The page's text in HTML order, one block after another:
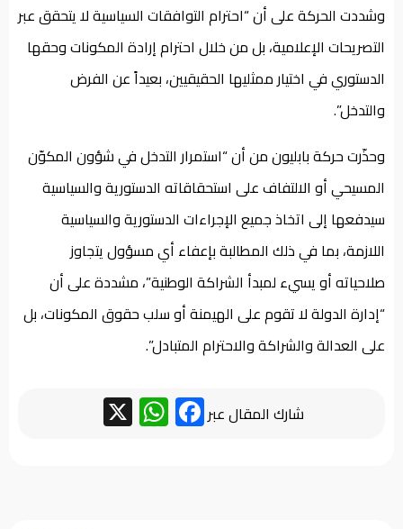
وشددت الحركة على أن “احترام التوافقات السياسية لا يتحقق عبر
التصريحات الإعلامية، بل من خلال احترام إرادة المكونات وحقها
الدستوري في اختيار ممثليها الحقيقيين، بعيداً عن الفرض
والتدخل”.
وحذّرت حركة بابليون من أن “استمرار التدخل في شؤون المكوّن
المسيحي أو الالتفاف على استحقاقاته الدستورية والسياسية
سيدفعها إلى اتخاذ جميع الإجراءات الدستورية والسياسية
اللازمة، بما في ذلك المطالبة بإعفاء أي مسؤول يتجاوز
صلاحياته أو يسيء لمبدأ الشراكة الوطنية”، مشددة على أن
“إدارة الدولة لا تقوم على الهيمنة أو سلب حقوق المكونات، بل
على العدالة والشراكة والاحترام المتبادل”.
شارك المقال عبر Facebook
WhatsApp